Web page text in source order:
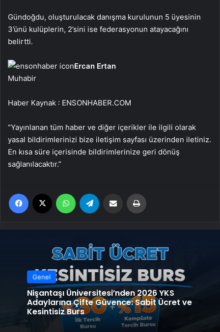
Gündoğdu, oluşturulacak danışma kurulunun 5 üyesinin
3’ünü kulüplerin, 2’sini ise federasyonun atayacağını
belirtti.
Ercan Ertan
Muhabir
Haber Kaynak : ENSONHABER.COM
“Yayınlanan tüm haber ve diğer içerikler ile ilgili olarak
yasal bildirimlerinizi bize iletişim sayfası üzerinden iletiniz.
En kısa süre içerisinde bildirimlerinize geri dönüş
sağlanılacaktır.”
Facebook WhatsApp Email'den paylaş
Genel
Nişantaşı Üniversitesi’nden 2026 YKS
Adaylarına Çifte Güvence: Sabit Ücret ve
Kesintisiz Burs